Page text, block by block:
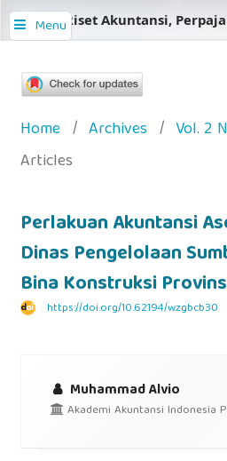
Menu
Jurnal Riset Akuntansi,
Home / Archives / Vol. 2
Articles
Perlakuan Akuntansi
Dinas Pengelolaan
Bina Konstruksi
https://doi.org/10.62194/wzgbcb30
Muhammad Alvio
Akademi Akuntansi Indonesia